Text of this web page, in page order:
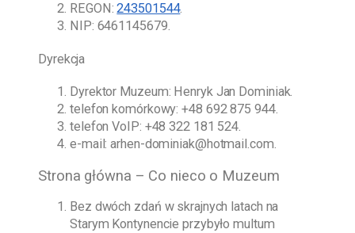
REGON:243501544.
NIP: 6461145679.
Dyrekcja
Dyrektor Muzeum: Henryk Jan Dominiak.
telefon komórkowy:+48 692 875 944.
telefon VoIP: +48 322 181 524.
e-mail:arhen-dominiak@hotmail.com.
Strona główna – Co nieco o Muzeum
Bez dwóch zdań w skrajnych latach na
Starym Kontynencie przybyło multum